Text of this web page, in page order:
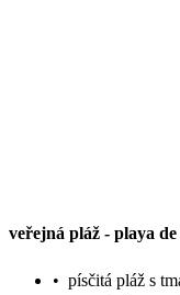
veřejná pláž - playa de
• písčitá pláž s